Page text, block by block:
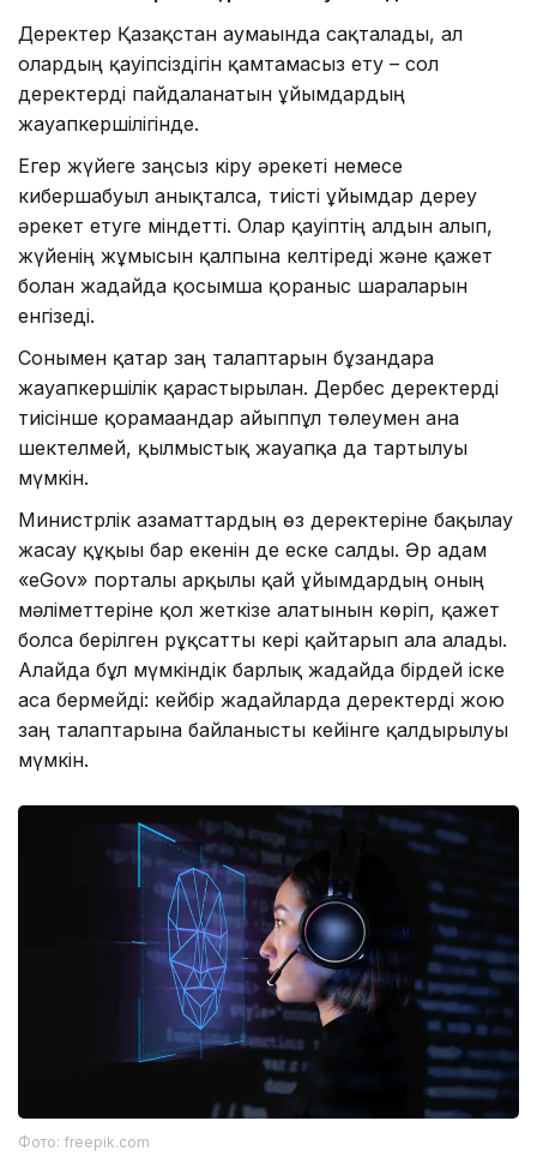
Деректер Қазақстан аумағында сақталады, ал
олардың қауіпсіздігін қамтамасыз ету – сол
деректерді пайдаланатын ұйымдардың
жауапкершілігінде.
Егер жүйеге заңсыз кіру әрекеті немесе
кибершабуыл анықталса, тиісті ұйымдар дереу
әрекет етуге міндетті. Олар қауіптің алдын алып,
жүйенің жұмысын қалпына келтіреді және қажет
болған жағдайда қосымша қорғаныс шараларын
енгізеді.
Сонымен қатар заң талаптарын бұзғандарға
жауапкершілік қарастырылған. Дербес деректерді
тиісінше қорғамағандар айыппұл төлеумен ғана
шектелмей, қылмыстық жауапқа да тартылуы
мүмкін.
Министрлік азаматтардың өз деректеріне бақылау
жасау құқығы бар екенін де еске салды. Әр адам
«eGov» порталы арқылы қай ұйымдардың оның
мәліметтеріне қол жеткізе алатынын көріп, қажет
болса берілген рұқсатты кері қайтарып ала алады.
Алайда бұл мүмкіндік барлық жағдайда бірдей іске
аса бермейді: кейбір жағдайларда деректерді жою
заң талаптарына байланысты кейінге қалдырылуы
мүмкін.
Фото: freepik.com